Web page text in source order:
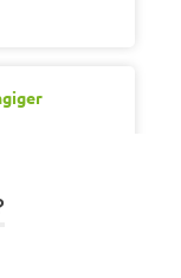
und gute